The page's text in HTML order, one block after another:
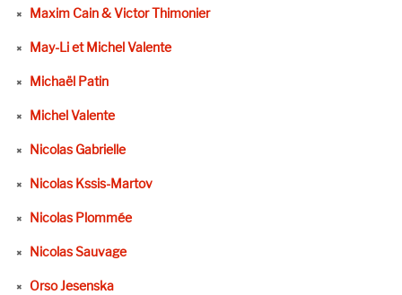
Maxim Cain & Victor Thimonier
May-Li et Michel Valente
Michaël Patin
Michel Valente
Nicolas Gabrielle
Nicolas Kssis-Martov
Nicolas Plommée
Nicolas Sauvage
Orso Jesenska